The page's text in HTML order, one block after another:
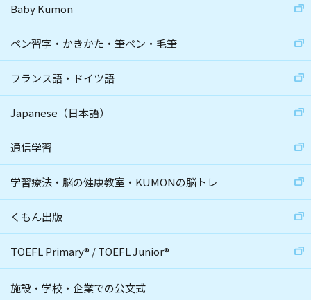
Baby Kumon
ペン習字・かきかた・筆ペン・毛筆
フランス語・ドイツ語
Japanese（日本語）
通信学習
学習療法・脳の健康教室・KUMONの脳トレ
くもん出版
TOEFL Primary® /TOEFL Junior®
施設・学校・企業での公文式